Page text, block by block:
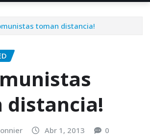
toman distancia!
distancia!
Abr 1, 2013 0